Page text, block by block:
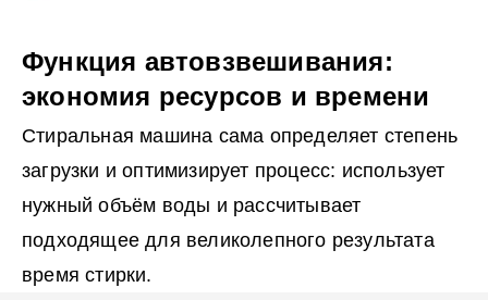
Функция автовзвешивания:
экономия ресурсов и времени
Стиральная машина сама определяет степень
загрузки и оптимизирует процесс: использует
нужный объём воды и рассчитывает
подходящее для великолепного результата
время стирки.